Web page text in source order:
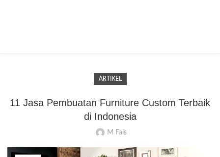
ARTIKEL
11 Jasa Pembuatan Furniture Custom Terbaik
di Indonesia
M Fais